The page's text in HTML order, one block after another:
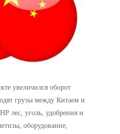
увеличился оборот
грузы между Китаем и
лес, уголь, удобрения и
оборудование,